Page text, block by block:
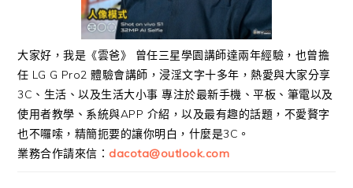
大家好，我是《雲爸》 曾任三星學園講師達兩年經驗，也曾擔
任 LG G Pro2 體驗會講師，浸淫文字十多年，熱愛與大家分享
3C、生活、以及生活大小事 專注於最新手機、平板、筆電以及
使用者教學、系統與APP 介紹，以及最有趣的話題，不愛贅字
也不囉嗦，精簡扼要的讓你明白，什麼是3C。
業務合作請來信： dacota@outlook.com